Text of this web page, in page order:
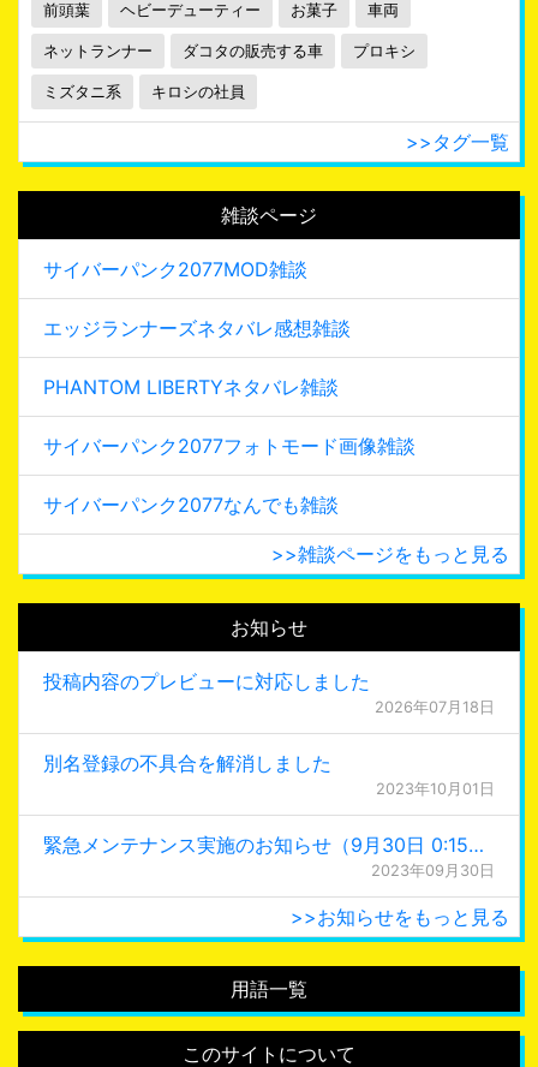
前頭葉 ヘビーデューティー お菓子 車両
ネットランナー ダコタの販売する車 プロキシ
ミズタニ系 キロシの社員
>>タグ一覧
雑談ページ
サイバーパンク2077MOD雑談
エッジランナーズネタバレ感想雑談
PHANTOM LIBERTYネタバレ雑談
サイバーパンク2077フォトモード画像雑談
サイバーパンク2077なんでも雑談
>>雑談ページをもっと見る
お知らせ
投稿内容のプレビューに対応しました
2026年07月18日
別名登録の不具合を解消しました
2023年10月01日
緊急メンテナンス実施のお知らせ（9月30日 0:15更新）
2023年09月30日
>>お知らせをもっと見る
用語一覧
このサイトについて